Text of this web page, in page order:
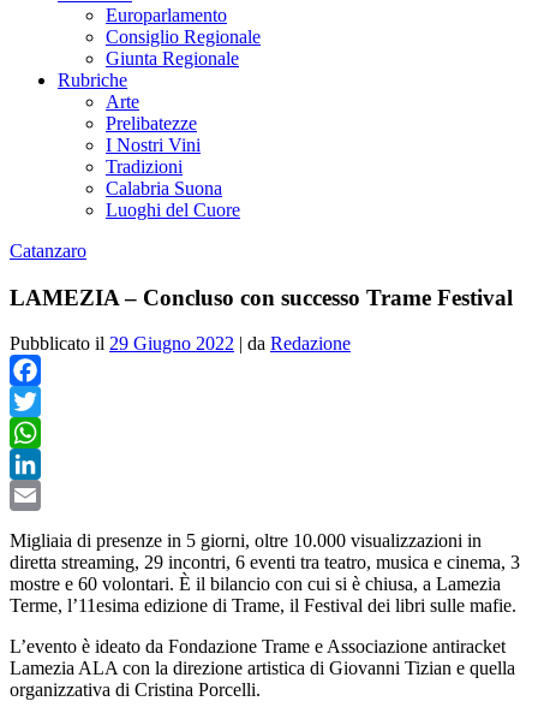
Europarlamento
Consiglio Regionale
Giunta Regionale
Rubriche
Arte
Prelibatezze
I Nostri Vini
Tradizioni
Calabria Suona
Luoghi del Cuore
Catanzaro
LAMEZIA – Concluso con successo Trame Festival
Pubblicato il 29 Giugno 2022 | da Redazione
Facebook
Twitter
WhatsApp
LinkedIn
Migliaia di presenze in 5 giorni, oltre 10.000 visualizzazioni in
diretta streaming, 29 incontri, 6 eventi tra teatro, musica e cinema, 3
mostre e 60 volontari. È il bilancio con cui si è chiusa, a Lamezia
Terme, l’11esima edizione di Trame, il Festival dei libri sulle mafie.
L’evento è ideato da Fondazione Trame e Associazione antiracket
Lamezia ALA con la direzione artistica di Giovanni Tizian e quella
organizzativa di Cristina Porcelli.